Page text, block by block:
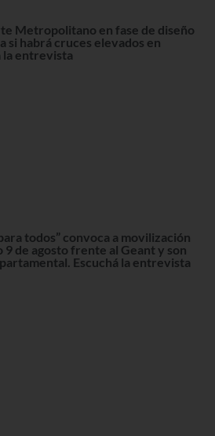
Metropolitano en fase de diseño
si habrá cruces elevados en
la entrevista
todos” convoca a movilización
9 de agosto frente al Geant y son
Escuchá la entrevista